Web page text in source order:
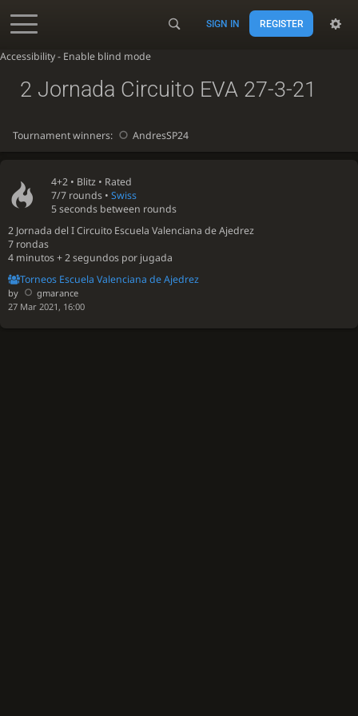
Accessibility - Enable blind mode
SIGN IN REGISTER
4+2 • Blitz • Rated
7/7 rounds •Swiss
5 seconds between rounds
2 Jornada del I Circuito Escuela Valenciana de Ajedrez
7 rondas
4 minutos + 2 segundos por jugada
Torneos Escuela Valenciana de Ajedrez
by
gmarance
27 Mar 2021, 16:00
2 Jornada Circuito EVA 27-3-21
Tournament winners: AndresSP24